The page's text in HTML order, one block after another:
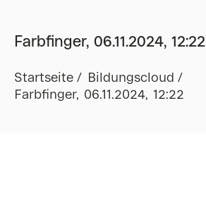
Farbfinger, 06.11.2024, 12:22
Startseite
Bildungscloud
Farbfinger, 06.11.2024, 12:22